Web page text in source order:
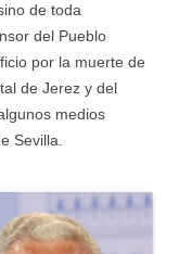
de toda
del Pueblo
por la muerte de
de Jerez y del
medios
Sevilla.